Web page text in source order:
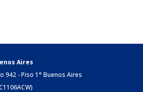
Aires
942 - Piso 1° Buenos Aires